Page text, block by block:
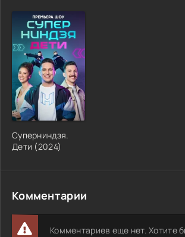
Суперниндзя.
Дети (2024)
Комментарии
Комментариев еще нет. Хотите